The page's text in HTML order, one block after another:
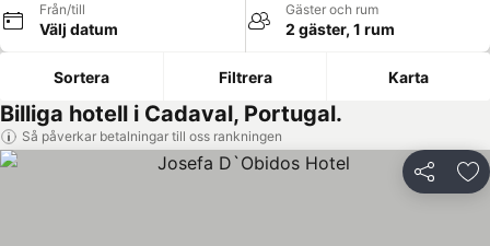
Från/till
Välj datum
Gäster och rum
2 gäster, 1 rum
Sortera Filtrera Karta
Billiga hotell i Cadaval, Portugal.
Så påverkar betalningar till oss rankningen
Dela